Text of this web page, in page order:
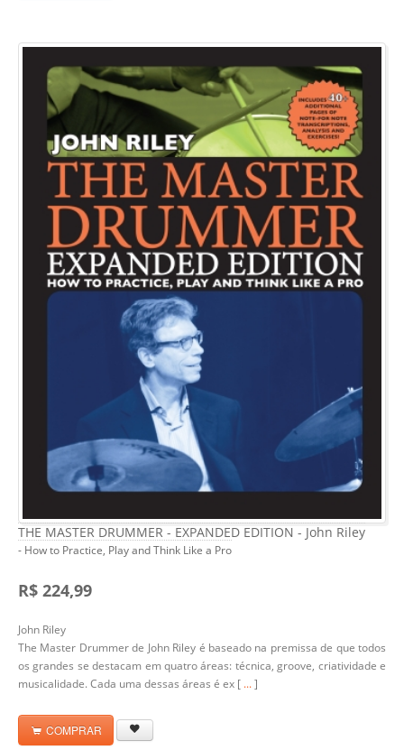
THE MASTER DRUMMER - EXPANDED EDITION - John Riley
- How to Practice, Play and Think Like a Pro
R$ 224,99
John Riley
The Master Drummer de John Riley é baseado na premissa de que todos
os grandes se destacam em quatro áreas: técnica, groove, criatividade e
musicalidade. Cada uma dessas áreas é ex [ ...]
COMPRAR